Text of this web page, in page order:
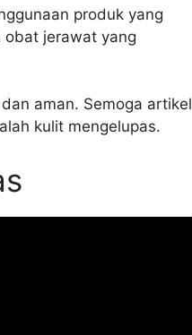
produk yang
obat jerawat yang
aman. Semoga artikel
kulit mengelupas.